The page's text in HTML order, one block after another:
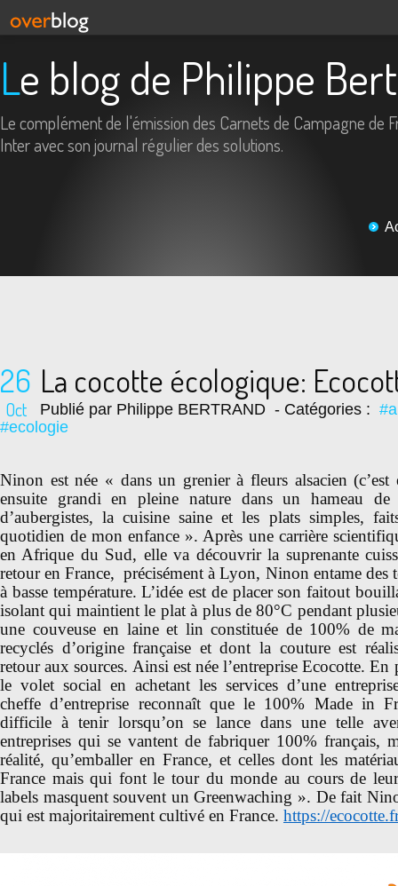
Le blog de Philippe
Le complément de l'émission des Carnets de Campagne de
Inter avec son journal régulier des solutions.
26
Oct
La cocotte écologique:
Publié par Philippe BERTRAND - Catégories :
#ecologie
Ninon est née « dans un grenier à fleurs alsacien (c’est
ensuite grandi en pleine nature dans un hameau de
d’aubergistes, la cuisine saine et les plats simples,
quotidien de mon enfance ». Après une carrière
en Afrique du Sud, elle va découvrir la suprenante
retour en France, précisément à Lyon, Ninon entame des
à basse température. L’idée est de placer son faitout
isolant qui maintient le plat à plus de 80°C pendant
une couveuse en laine et lin constituée de 100% de
recyclés d’origine française et dont la couture est
retour aux sources. Ainsi est née l’entreprise Ecocotte.
le volet social en achetant les services d’une
cheffe d’entreprise reconnaît que le 100% Made in
difficile à tenir lorsqu’on se lance dans une telle
entreprises qui se vantent de fabriquer 100% français,
réalité, qu’emballer en France, et celles dont les
France mais qui font le tour du monde au cours de
labels masquent souvent un Greenwaching ». De fait
qui est majoritairement cultivé en France. https://